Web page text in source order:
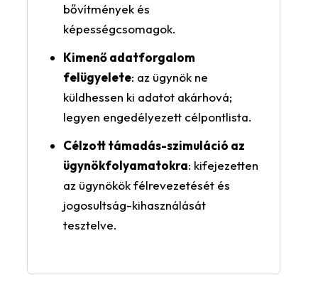
bővítmények és
képességcsomagok.
Kimenő adatforgalom
felügyelete: az ügynök ne
küldhessen ki adatot akárhová;
legyen engedélyezett célpontlista.
Célzott támadás-szimuláció az
ügynökfolyamatokra: kifejezetten
az ügynökök félrevezetését és
jogosultság-kihasználását
tesztelve.